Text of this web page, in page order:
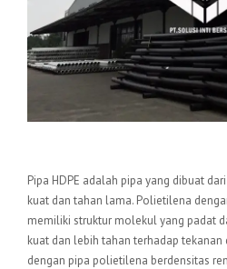
Pipa HDPE adalah pipa yang dibuat
kuat dan tahan lama. Polietilena
memiliki struktur molekul yang padat
kuat dan lebih tahan terhadap
dengan pipa polietilena berdensitas